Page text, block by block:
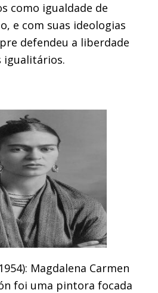
como igualdade de
e com suas ideologias
defendeu a liberdade
igualitários.
Magdalena Carmen
foi uma pintora focada